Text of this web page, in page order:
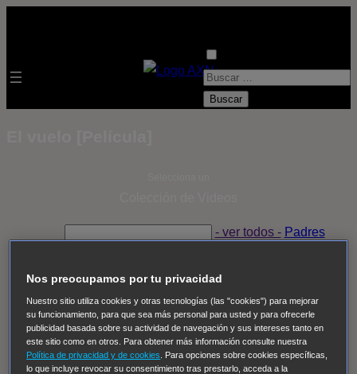
B
- ver todos - Padres
Despedida Salvaje Despedida Salvaje
Thomas, el ojo del FBI Pan Am Dawson crece
Insomnia El Guardián The Blacklist Cinco en familia
Hudson & Rex Diez libras y un sueño Mr Loverman
Regreso al futuro III NUEVE CUERPOS Los últimos
Nos preocupamos por tu privacidad
Nuestro sitio utiliza cookies y otras tecnologías (las "cookies") para mejorar
su funcionamiento, para que sea más personal para usted y para ofrecerle
publicidad basada sobre su actividad de navegación y sus intereses tanto en
este sitio como en otros. Para obtener más información consulte nuestra
Política de privacidad y de cookies
. Para opciones sobre cookies específicas,
lo que incluye revocar su consentimiento tras prestarlo, acceda a la